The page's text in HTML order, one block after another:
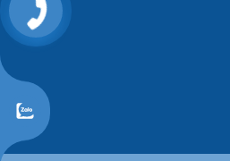
0868107515